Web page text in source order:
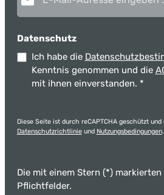
Datenschutz
Ich habe die
Kenntnis genommen und die
mit ihnen einverstanden. *
Diese Seite ist durch reCAPTCHA geschützt und
Datenschutzrichtlinieund Nutzungsbedingungen.
Die mit einem Stern (*) markierten
Pflichtfelder.